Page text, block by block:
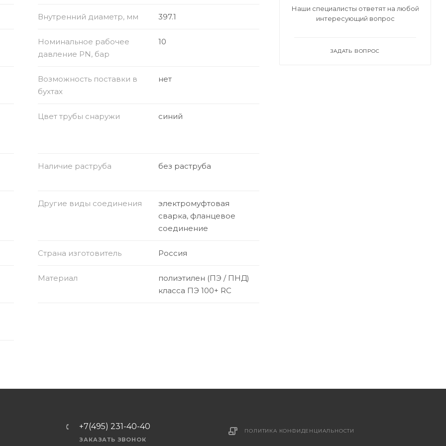
Внутренний диаметр, мм 397.1
Номинальное рабочее
давление PN, бар
10
Возможность поставки в
бухтах
нет
Цвет трубы снаружи синий
Наличие раструба без раструба
Другие виды соединения
электромуфтовая
сварка, фланцевое
соединение
Страна изготовитель Россия
Материал
полиэтилен (ПЭ / ПНД)
класса ПЭ 100+ RC
Наши специалисты ответят на любой
интересующий вопрос
ЗАДАТЬ ВОПРОС
+7(495) 231-40-40
ЗАКАЗАТЬ ЗВОНОК
ПОЛИТИКА КОНФИДЕНЦИАЛЬНОСТИ